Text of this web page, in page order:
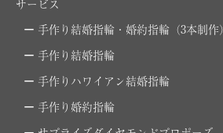
サービス
手作り結婚指輪・婚約指輪（3本制作）
手作り結婚指輪
手作りハワイアン結婚指輪
手作り婚約指輪